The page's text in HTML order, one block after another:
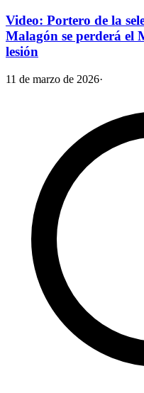
Video: Portero de la
Malagón se perderá el
lesión
11 de marzo de 2026·